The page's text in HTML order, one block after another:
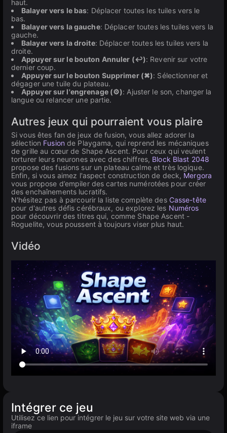
haut.
Balayer vers le bas: Déplacer toutes les tuiles vers le
bas.
Balayer vers la gauche: Déplacer toutes les tuiles vers la
gauche.
Balayer vers la droite: Déplacer toutes les tuiles vers la
droite.
Appuyer sur le bouton Annuler (↩): Revenir sur votre
dernier coup.
Appuyer sur le bouton Supprimer (✖): Sélectionner et
dégager une tuile du plateau.
Appuyer sur l'engrenage (⚙): Ajuster le son, changer la
langue ou relancer une partie.
Autres jeux qui pourraient vous plaire
Si vous êtes fan de jeux de fusion, vous allez adorer la
sélection Fusion de Playgama, qui reprend les mécaniques
de grille au cœur de Shape Ascent. Pour ceux qui veulent
torturer leurs neurones avec des chiffres, Block Blast 2048
propose des fusions sur un plateau calme et très logique.
Enfin, si vous aimez l'aspect construction de deck, Mergora
vous propose d’empiler des cartes numérotées pour créer
des enchaînements lucratifs.
N'hésitez pas à parcourir la liste complète des Casse-tête
pour d'autres défis cérébraux, ou explorez les Numéros
pour découvrir des titres qui, comme Shape Ascent -
Roguelite, vous poussent à toujours viser plus haut.
Vidéo
Intégrer ce jeu
Utilisez ce lien pour intégrer le jeu sur votre site web via une
iframe